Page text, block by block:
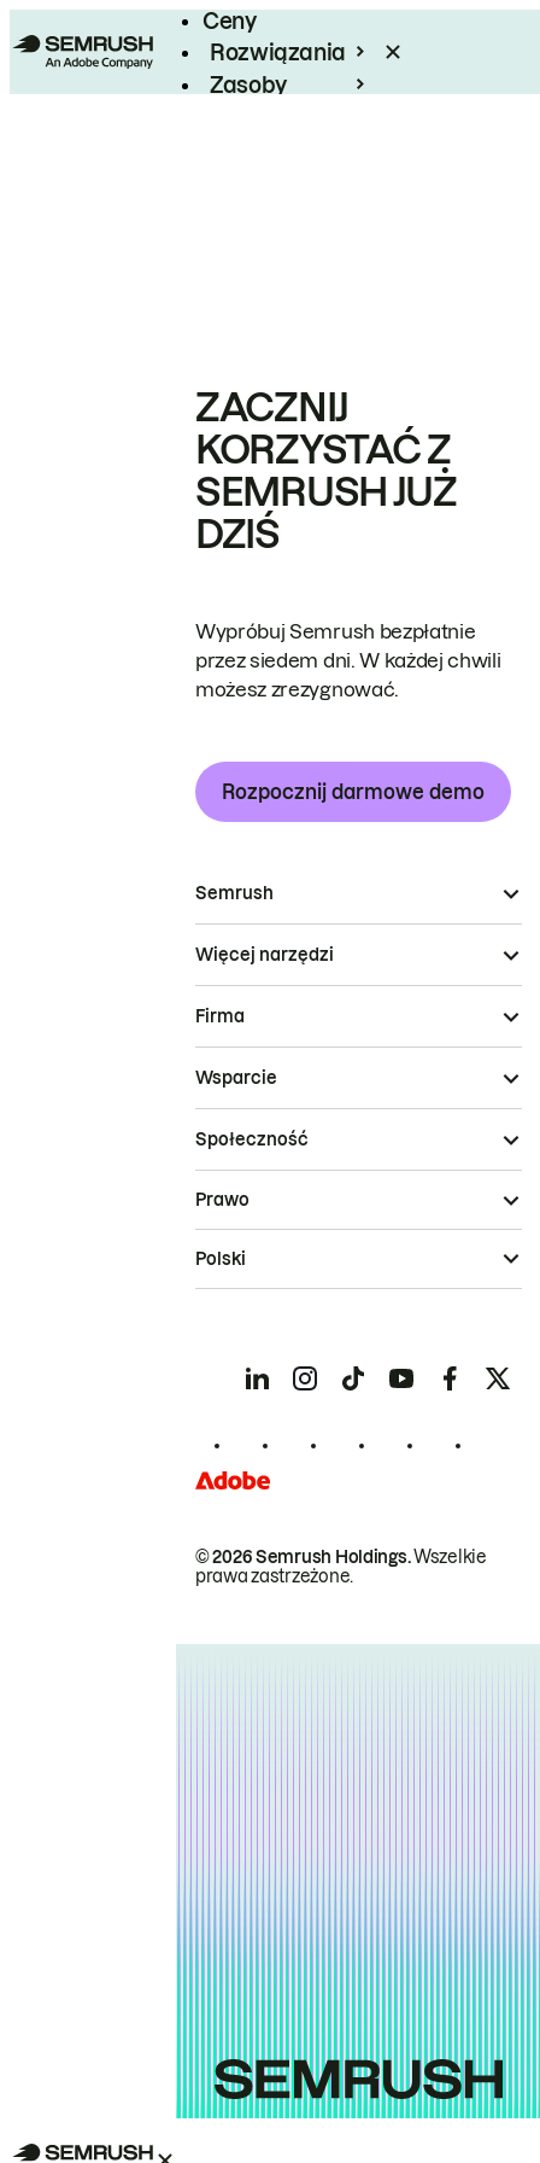
Ceny
Rozwiązania
Zasoby
ZACZNIJ
KORZYSTAĆ Z
SEMRUSH JUŻ
DZIŚ
Wypróbuj Semrush bezpłatnie
przez siedem dni. W każdej chwili
możesz zrezygnować.
Rozpocznij darmowe demo
Semrush
Więcej narzędzi
Firma
Wsparcie
Społeczność
© 2026 Semrush Holdings.Wszelkie
prawa zastrzeżone.
Prawo
Polski